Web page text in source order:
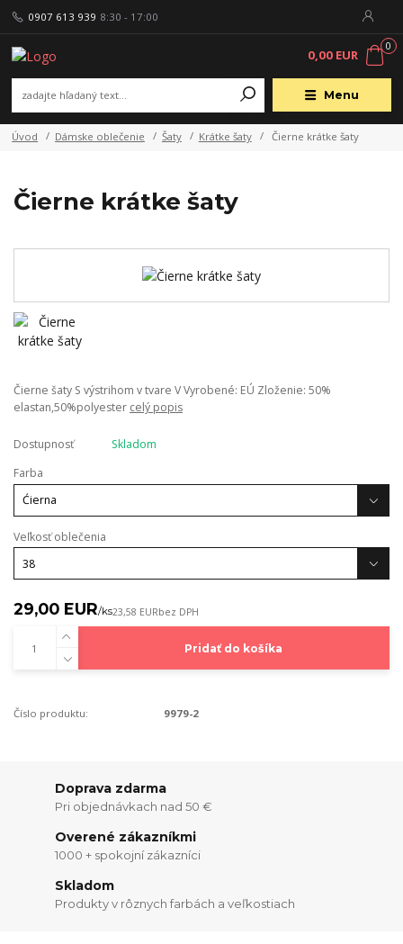
Menu
0907 613 939 8:30 - 17:00
0
0,00 EUR
Úvod Dámske oblečenie Šaty Krátke šaty Čierne krátke šaty
Čierne krátke šaty
Čierne šaty S výstrihom v tvare V Vyrobené: EÚ Zloženie: 50%
elastan,50%polyester celý popis
Dostupnosť
Skladom
Farba
Veľkosť oblečenia
29,00 EUR/ks23,58 EURbez DPH
Pridať do košíka
Číslo produktu: 9979-2
Doprava zdarma
Pri objednávkach nad 50 €
Overené zákazníkmi
1000 + spokojní zákazníci
Skladom
Produkty v rôznych farbách a veľkostiach